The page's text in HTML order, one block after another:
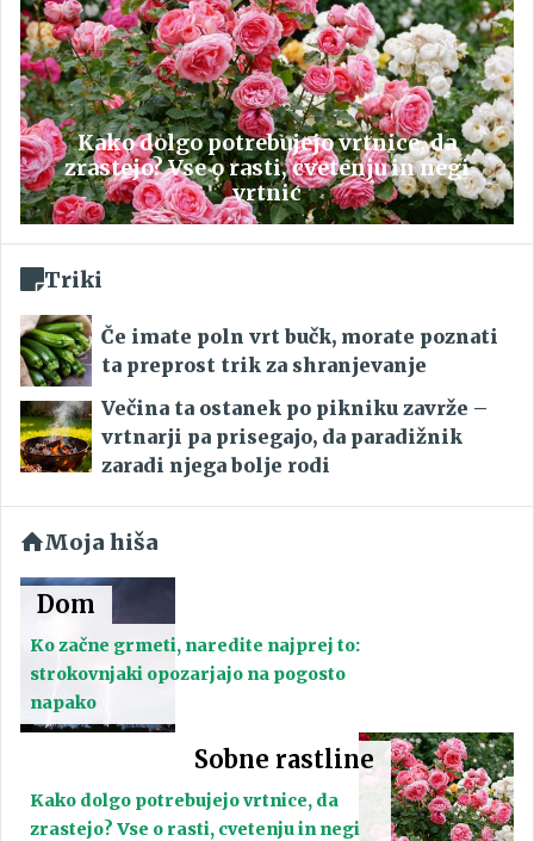
Kako dolgo potrebujejo vrtnice, da
zrastejo? Vse o rasti, cvetenju in negi
vrtnic
Triki
Če imate poln vrt bučk, morate poznati
ta preprost trik za shranjevanje
Večina ta ostanek po pikniku zavrže –
vrtnarji pa prisegajo, da paradižnik
zaradi njega bolje rodi
Moja hiša
Dom
Ko začne grmeti, naredite najprej to:
strokovnjaki opozarjajo na pogosto
napako
Sobne rastline
Kako dolgo potrebujejo vrtnice, da
zrastejo? Vse o rasti, cvetenju in negi